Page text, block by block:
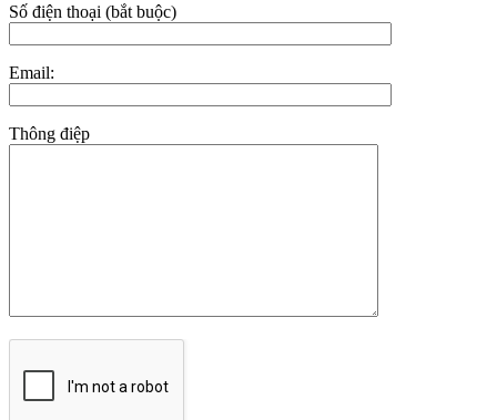
Số điện thoại (bắt buộc)
Email:
Thông điệp